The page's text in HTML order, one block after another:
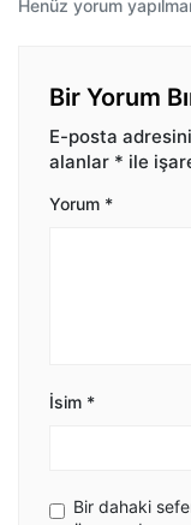
Henüz yorum
Bir Yorum
E-posta
alanlar * ile
Yorum *
İsim *
Bir dahaki